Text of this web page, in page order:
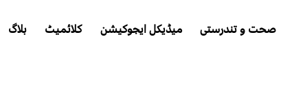
صحت و تندرستی میڈیکل ایجوکیشن کلائمیٹ بلاگ